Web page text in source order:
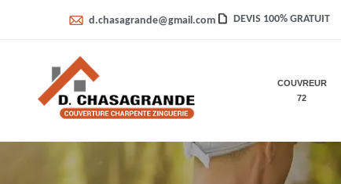
d.chasagrande@gmail.com DEVIS 100% GRATUIT
COUVREUR
72